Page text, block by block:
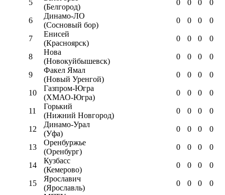
5
(Белгород)
0 0 0 0
6
Динамо-ЛО
(Сосновый бор)
0 0 0 0
7
Енисей
(Красноярск)
0 0 0 0
8
Нова
(Новокуйбышевск)
0 0 0 0
9
Факел Ямал
(Новый Уренгой)
0 0 0 0
10
Газпром-Югра
(ХМАО-Югра)
0 0 0 0
11
Горький
(Нижний Новгород)
0 0 0 0
12
Динамо-Урал
(Уфа)
0 0 0 0
13
Оренбуржье
(Оренбург)
0 0 0 0
14
Кузбасс
(Кемерово)
0 0 0 0
15
Ярославич
(Ярославль)
0 0 0 0